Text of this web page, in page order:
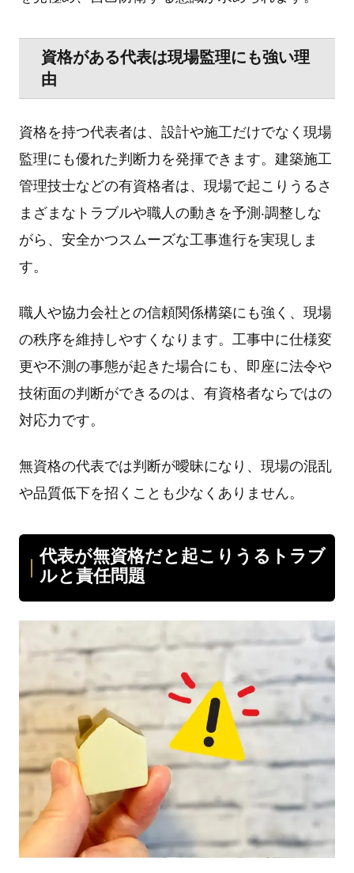
資格がある代表は現場監理にも強い理
由
資格を持つ代表者は、設計や施⼯だけでなく現場
監理にも優れた判断⼒を発揮できます。建築施⼯
管理技⼠などの有資格者は、現場で起こりうるさ
まざまなトラブルや職⼈の動きを予測‧調整しな
がら、安全かつスムーズな⼯事進⾏を実現しま
す。
職⼈や協⼒会社との信頼関係構築にも強く、現場
の秩序を維持しやすくなります。⼯事中に仕様変
更や不測の事態が起きた場合にも、即座に法令や
技術⾯の判断ができるのは、有資格者ならではの
対応⼒です。
無資格の代表では判断が曖昧になり、現場の混乱
や品質低下を招くことも少なくありません。
代表が無資格だと起こりうるトラブ
ルと責任問題